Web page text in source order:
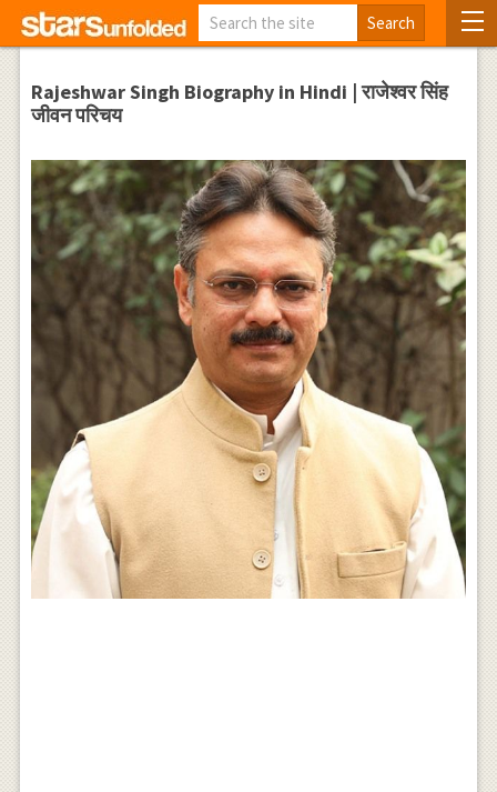
Rajeshwar Singh Biography in Hindi | राजेश्वर सिंह
जीवन परिचय